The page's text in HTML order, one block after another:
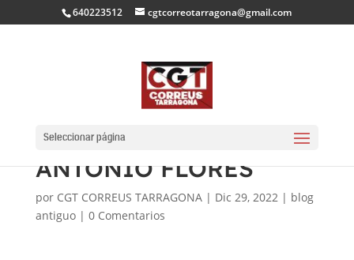
640223512 cgtcorreotarragona@gmail.com
Seleccionar página
EL NOSTRE COMPANY
ANTONIO FLORES
por CGT CORREUS TARRAGONA| Dic 29, 2022| blog
antiguo| 0 Comentarios